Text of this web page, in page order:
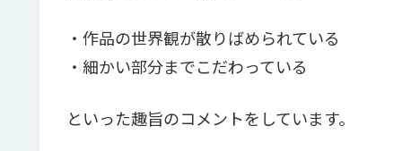
・作品の世界観が散りばめられている
・細かい部分までこだわっている
といった趣旨のコメントをしています。